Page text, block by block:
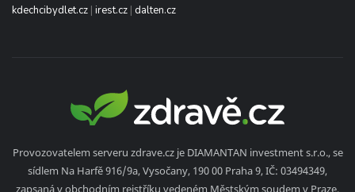
kdechcibydlet.cz | irest.cz | dalten.cz
Provozovatelem serveru zdrave.cz je DIAMANTAN investment s.r.o., se
sídlem Na Harfě 916/9a, Vysočany, 190 00 Praha 9, IČ: 03494349,
zapsaná v obchodním rejstříku vedeném Městským soudem v Praze,